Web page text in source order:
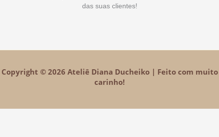
das suas clientes!
Copyright © 2026 Ateliê Diana Ducheiko | Feito com muito
carinho!